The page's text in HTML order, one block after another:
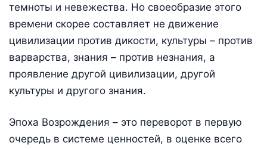
темноты и невежества. Но своеобразие этого
времени скорее составляет не движение
цивилизации против дикости, культуры – против
варварства, знания – против незнания, а
проявление другой цивилизации, другой
культуры и другого знания.
Эпоха Возрождения – это переворот в первую
очередь в системе ценностей, в оценке всего